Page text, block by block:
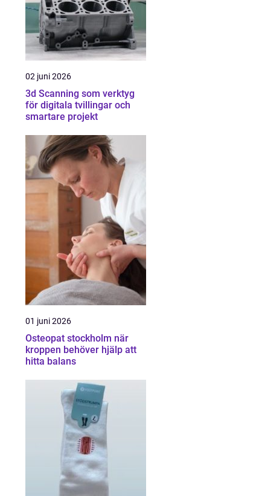
02 juni 2026
3d Scanning som verktyg
för digitala tvillingar och
smartare projekt
01 juni 2026
Osteopat stockholm när
kroppen behöver hjälp att
hitta balans